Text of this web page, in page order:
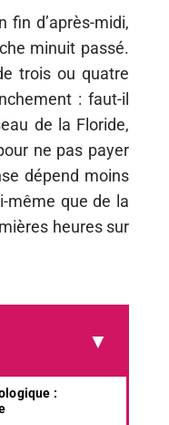
fin d’après-midi,
minuit passé.
trois ou quatre
: faut-il
de la Floride,
ne pas payer
dépend moins
même que de la
heures sur
: